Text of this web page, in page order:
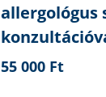
allergológus
55 000 Ft